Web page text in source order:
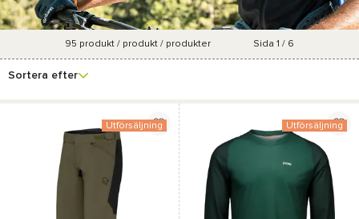
filter
95 produkt / produkt / produkter Sida 1 / 6
Sortera efter
Utförsäljning Utförsäljning